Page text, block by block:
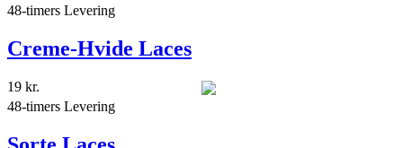
48-timers Levering
Creme-Hvide Laces
19 kr.
48-timers Levering